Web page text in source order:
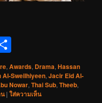
,Awards, Drama,Hassan
Al-Sweilhiyeen,Jacir Eid Al-
Nowar,Thai Sub,Theeb,
|ใส่ความเห็น